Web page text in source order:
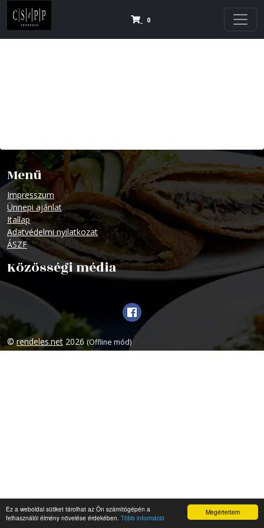
Megértettem
Ez a weboldal sütiket tárolhat az Ön számítógépén a
felhasználói élmény növelése érdekében. Több információ
0
Menü
Impresszum
Ünnepi ajánlat
Itallap
Adatvédelmi nyilatkozat
ÁSZF
Közösségi média
©rendeles.net 2026 (Offline mód)